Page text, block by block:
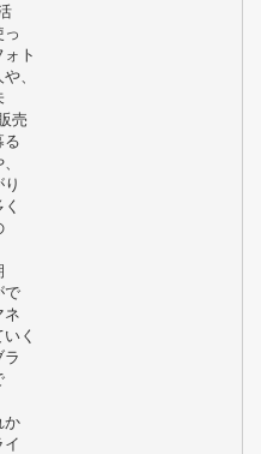
っ
ト
、
売
る
で
ネ
く
か